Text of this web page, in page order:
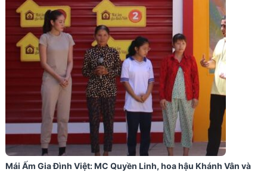
Mái Ấm Gia Đình Việt: MC Quyền Linh, hoa hậu Khánh Vân và